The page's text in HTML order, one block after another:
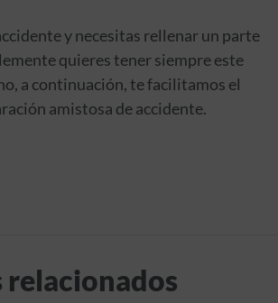
y necesitas rellenar un parte
quieres tener siempre este
a continuación, te facilitamos el
amistosa de accidente.
relacionados